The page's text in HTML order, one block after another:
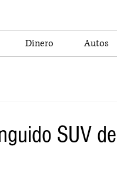
Dinero Autos
SUV